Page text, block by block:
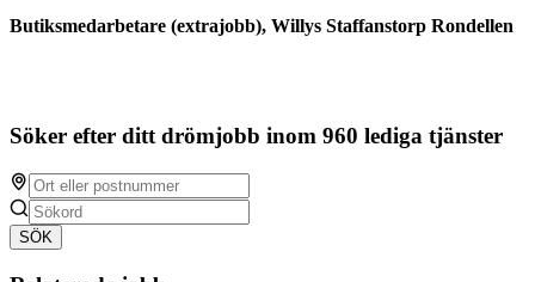
Butiksmedarbetare (extrajobb), Willys Staffanstorp Rondellen
Söker efter ditt drömjobb inom 960 lediga tjänster
SÖK